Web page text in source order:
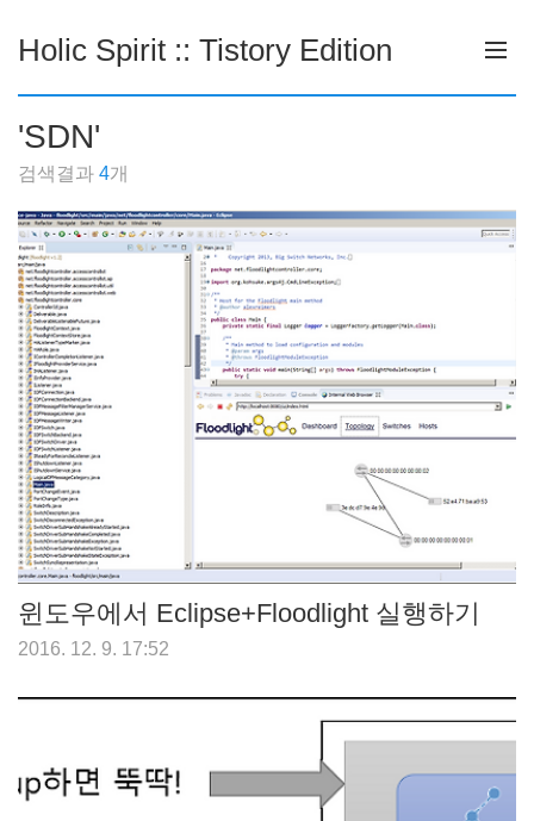
Holic Spirit :: Tistory Edition
'SDN'
검색결과 4개
윈도우에서 Eclipse+Floodlight 실행하기
2016. 12. 9. 17:52